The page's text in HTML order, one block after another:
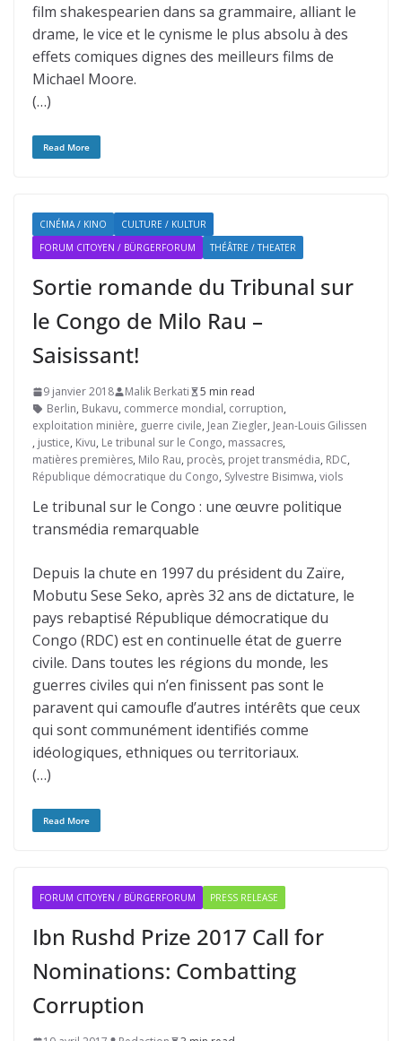
film shakespearien dans sa grammaire, alliant le
drame, le vice et le cynisme le plus absolu à des
effets comiques dignes des meilleurs films de
Michael Moore.
(…)
Read More
CINÉMA / KINO
CULTURE / KULTUR
FORUM CITOYEN / BÜRGERFORUM
THÉÂTRE / THEATER
Sortie romande du Tribunal sur
le Congo de Milo Rau –
Saisissant!
9 janvier 2018 Malik Berkati
5 min read
Berlin, Bukavu, commerce mondial, corruption,
exploitation minière, guerre civile, Jean Ziegler, Jean-Louis Gilissen
, justice, Kivu, Le tribunal sur le Congo, massacres,
matières premières, Milo Rau, procès, projet transmédia, RDC,
République démocratique du Congo, Sylvestre Bisimwa, viols
Le tribunal sur le Congo : une œuvre politique
transmédia remarquable
Depuis la chute en 1997 du président du Zaïre,
Mobutu Sese Seko, après 32 ans de dictature, le
pays rebaptisé République démocratique du
Congo (RDC) est en continuelle état de guerre
civile. Dans toutes les régions du monde, les
guerres civiles qui n’en finissent pas sont le
paravent qui camoufle d’autres intérêts que ceux
qui sont communément identifiés comme
idéologiques, ethniques ou territoriaux.
(…)
Read More
FORUM CITOYEN / BÜRGERFORUM PRESS RELEASE
Ibn Rushd Prize 2017 Call for
Nominations: Combatting
Corruption